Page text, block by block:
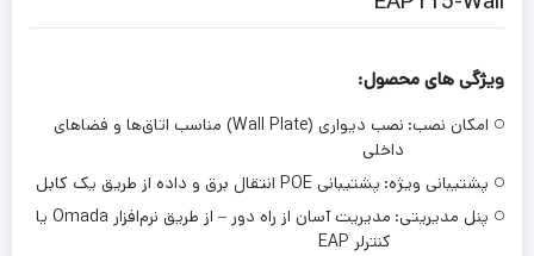
ویژگی های محصول:
امکان نصب:
نصب دیواری (Wall Plate) مناسب اتاق‌ها و فضاهای
داخلی
پشتیبانی ویژه: پشتیبانی POE انتقال برق و داده از طریق یک کابل
پنل مدیریتی:
مدیریت آسان از راه دور – از طریق نرم‌افزار Omada یا
کنترلر EAP